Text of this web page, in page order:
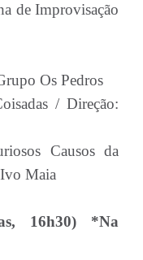
de Improvisação
Os Pedros
/ Direção:
Causos da
Maia
16h30) *Na